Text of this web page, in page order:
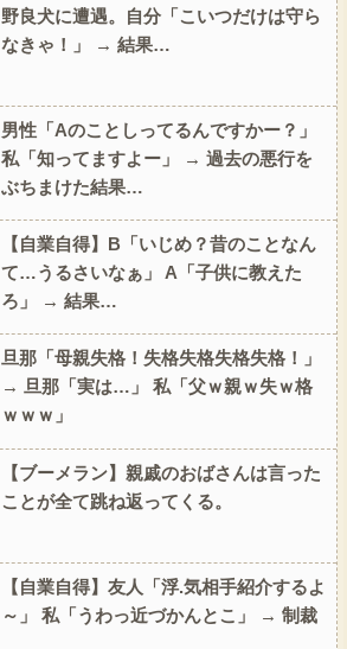
野良犬に遭遇。自分「こいつだけは守ら
なきゃ！」 → 結果…
男性「Aのことしってるんですかー？」
私「知ってますよー」 → 過去の悪行を
ぶちまけた結果…
【自業自得】B「いじめ？昔のことなん
て…うるさいなぁ」 A「子供に教えた
ろ」 → 結果…
旦那「母親失格！失格失格失格失格！」
→ 旦那「実は…」 私「父ｗ親ｗ失ｗ格
ｗｗｗ」
【ブーメラン】親戚のおばさんは言った
ことが全て跳ね返ってくる。
【自業自得】友人「浮.気相手紹介するよ
～」 私「うわっ近づかんとこ」 → 制裁